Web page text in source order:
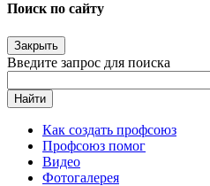
Поиск по сайту
Закрыть
Введите запрос для поиска
Найти
Как создать профсоюз
Профсоюз помог
Видео
Фотогалерея